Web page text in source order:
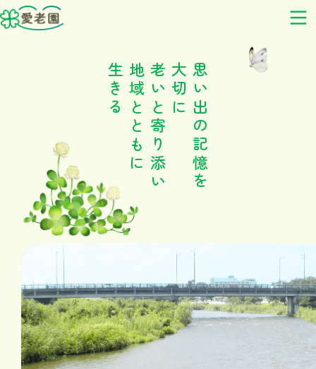
思い出の記憶を
大切に
老いと寄り添い
地域とともに
生きる